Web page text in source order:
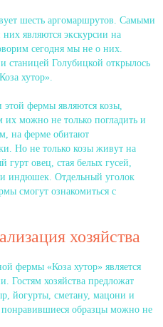
шесть аргомаршрутов. Самыми
являются экскурсии на
сегодня мы не о них.
Голубицкой открылось
хутор».
фермы являются козы,
их можно не только погладить и
на ферме обитают
Но не только козы живут на
гурт овец, стая белых гусей,
и индюшек. Отдельный уголок
смогут ознакомиться с
хозяйства
фермы «Коза хутор» является
Гостям хозяйства предложат
йогурты, сметану, мацони и
образцы можно не